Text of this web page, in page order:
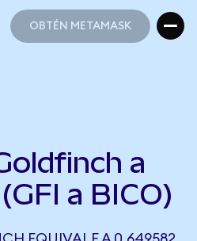
OBTÉN METAMASK
a
a BICO)